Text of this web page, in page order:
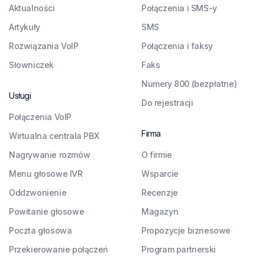
Aktualności
Artykuły
Rozwiązania VoIP
Słowniczek
Usługi
Połączenia VoIP
Wirtualna centrala PBX
Nagrywanie rozmów
Menu głosowe IVR
Oddzwonienie
Powitanie głosowe
Poczta głosowa
Przekierowanie połączeń
Połączenia i SMS-y
SMS
Połączenia i faksy
Faks
Numery 800 (bezpłatne)
Do rejestracji
Firma
O firmie
Wsparcie
Recenzje
Magazyn
Propozycje biznesowe
Program partnerski